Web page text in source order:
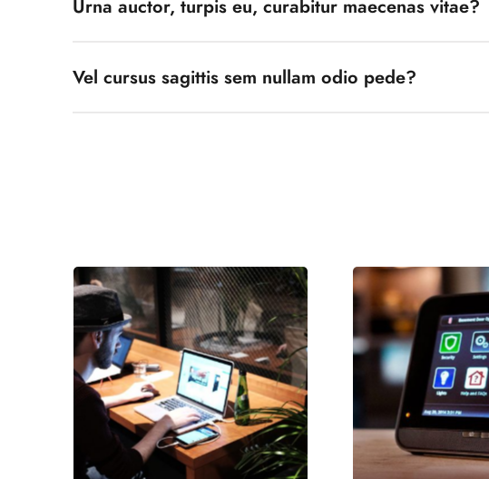
Urna auctor, turpis eu, curabitur maecenas vitae?
Vel cursus sagittis sem nullam odio pede?